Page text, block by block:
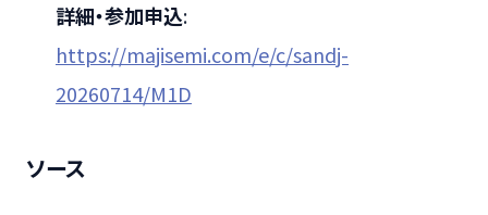
詳細・参加申込:
https://majisemi.com/e/c/sandj-
20260714/M1D
ソース